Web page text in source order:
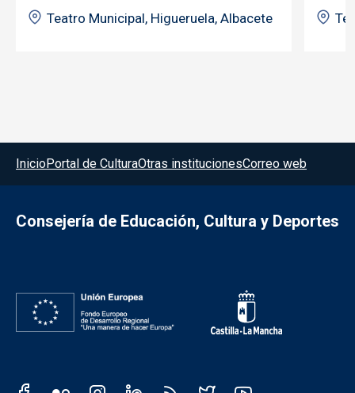
Teatro Municipal, Higueruela, Albacete
Menú del pie
InicioPortal de CulturaOtras institucionesCorreo web
Consejería de Educación, Cultura y Deportes